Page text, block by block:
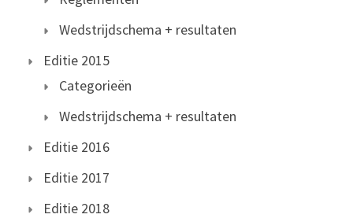
Wedstrijdschema + resultaten
Editie 2015
Categorieën
Wedstrijdschema + resultaten
Editie 2016
Editie 2017
Editie 2018